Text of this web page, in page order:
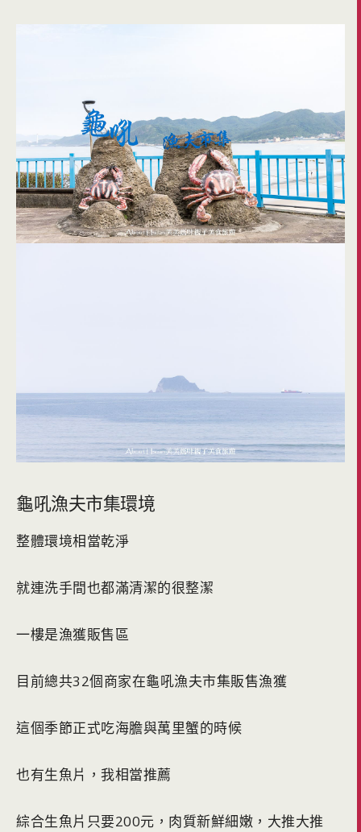
龜吼漁夫市集環境
整體環境相當乾淨
就連洗手間也都滿清潔的很整潔
一樓是漁獲販售區
目前總共32個商家在龜吼漁夫市集販售漁獲
這個季節正式吃海膽與萬里蟹的時候
也有生魚片，我相當推薦
綜合生魚片只要200元，肉質新鮮細嫩，大推大推